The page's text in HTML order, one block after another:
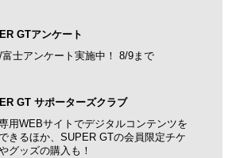
GTアンケート
富士アンケート実施中！ 8/9まで
GT サポーターズクラブ
用WEBサイトでデジタルコンテンツを
きるほか、SUPER GTの会員限定チケ
グッズの購入も！